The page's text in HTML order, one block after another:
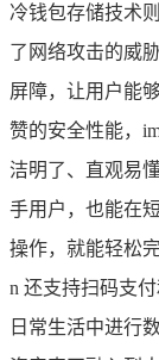
冷钱包存储技术
了网络攻击的威
屏障，让用户能
赞的安全性能，
洁明了、直观易
手用户，也能在
操作，就能轻松
n 还支持扫码支
日常生活中进行